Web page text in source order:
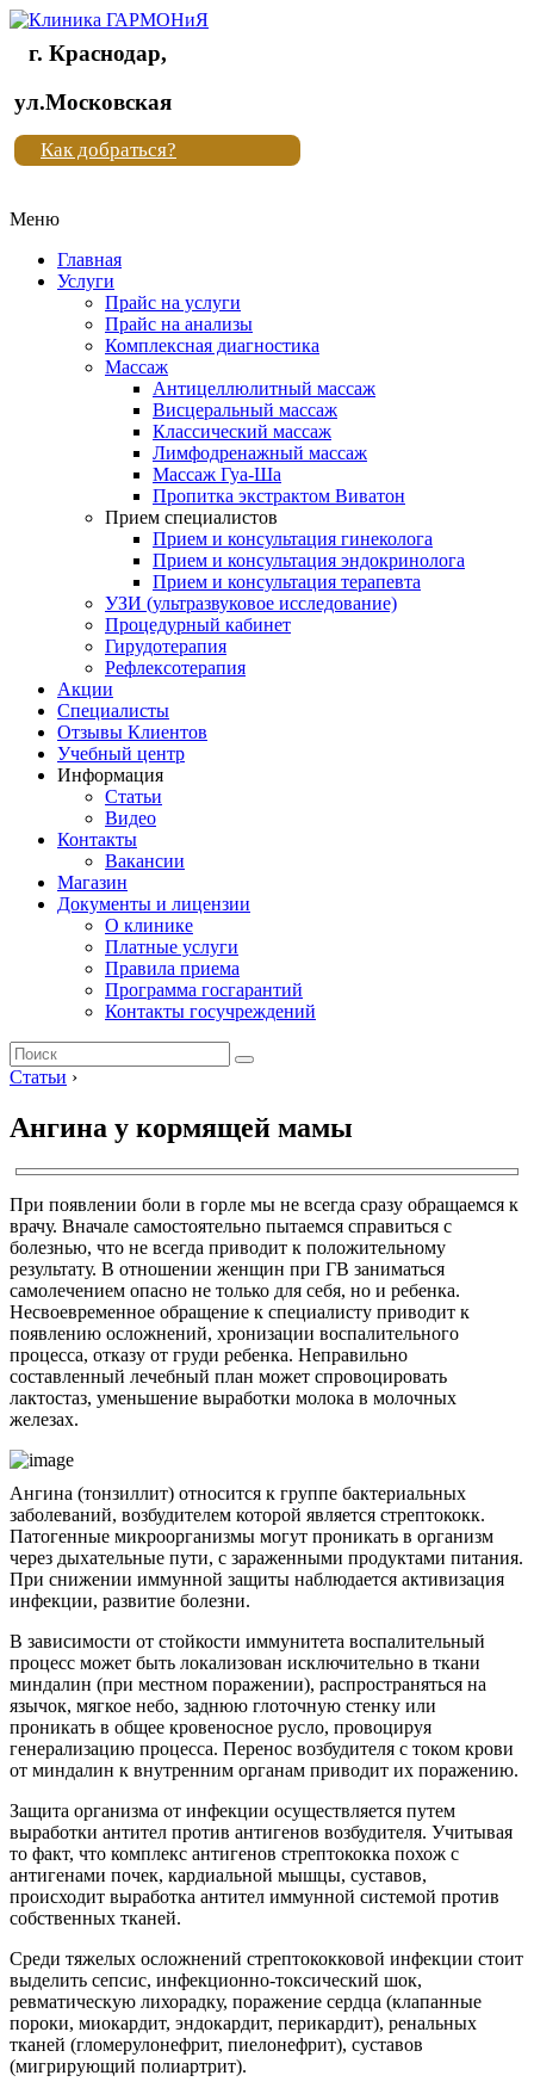
Клиника
"Новая
жизнь"
Клиника
жизнь"
г. Краснодар,
ул.Московская
Как добраться?
Меню
Главная
Услуги
Прайс на услуги
Прайс на анализы
Комплексная диагностика
Массаж
Антицеллюлитный массаж
Висцеральный массаж
Классический массаж
Лимфодренажный массаж
Массаж Гуа-Ша
Пропитка экстрактом Виватон
Прием специалистов
Прием и консультация гинеколога
Прием и консультация эндокринолога
Прием и консультация терапевта
УЗИ (ультразвуковое исследование)
Процедурный кабинет
Гирудотерапия
Рефлексотерапия
Акции
Специалисты
Отзывы Клиентов
Учебный центр
Информация
Статьи
Видео
Контакты
Вакансии
Магазин
Документы и лицензии
О клинике
Платные услуги
Правила приема
Программа госгарантий
Контакты госучреждений
Статьи ›
Ангина у кормящей мамы
При появлении боли в горле мы не всегда сразу обращаемся к
врачу. Вначале самостоятельно пытаемся справиться с
болезнью, что не всегда приводит к положительному
результату. В отношении женщин при ГВ заниматься
самолечением опасно не только для себя, но и ребенка.
Несвоевременное обращение к специалисту приводит к
появлению осложнений, хронизации воспалительного
процесса, отказу от груди ребенка. Неправильно
составленный лечебный план может спровоцировать
лактостаз, уменьшение выработки молока в молочных
железах.
Ангина (тонзиллит) относится к группе бактериальных
заболеваний, возбудителем которой является стрептококк.
Патогенные микроорганизмы могут проникать в организм
через дыхательные пути, с зараженными продуктами питания.
При снижении иммунной защиты наблюдается активизация
инфекции, развитие болезни.
В зависимости от стойкости иммунитета воспалительный
процесс может быть локализован исключительно в ткани
миндалин (при местном поражении), распространяться на
язычок, мягкое небо, заднюю глоточную стенку или
проникать в общее кровеносное русло, провоцируя
генерализацию процесса. Перенос возбудителя с током крови
от миндалин к внутренним органам приводит их поражению.
Защита организма от инфекции осуществляется путем
выработки антител против антигенов возбудителя. Учитывая
то факт, что комплекс антигенов стрептококка похож с
антигенами почек, кардиальной мышцы, суставов,
происходит выработка антител иммунной системой против
собственных тканей.
Среди тяжелых осложнений стрептококковой инфекции стоит
выделить сепсис, инфекционно-токсический шок,
ревматическую лихорадку, поражение сердца (клапанные
пороки, миокардит, эндокардит, перикардит), ренальных
тканей (гломерулонефрит, пиелонефрит), суставов
(мигрирующий полиартрит).